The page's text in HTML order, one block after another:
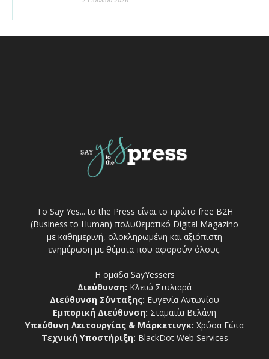
Το Say Yes... to the Press είναι το πρώτο free Β2Η
(Business to Human) πολυθεματικό Digital Magazino
με καθημερινή, ολοκληρωμένη και αξιόπιστη
ενημέρωση με θέματα που αφορούν όλους.
Η ομάδα SayYessers
Διεύθυνση: Κλειώ Στυλιαρά
Διεύθυνση Σύνταξης: Ευγενία Αντωνίου
Εμπορική Διεύθυνση: Σταματία Βελάνη
Υπεύθυνη Λειτουργίας & Μάρκετινγκ: Χρύσα Γώτα
Τεχνική Υποστήριξη: BlackDot Web Services